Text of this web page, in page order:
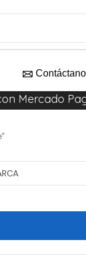
Mercado